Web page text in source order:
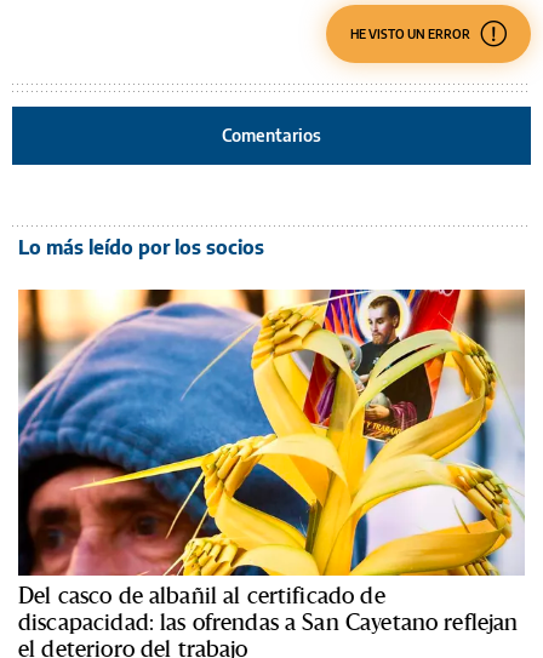
HE VISTO UN ERROR
Comentarios
Lo más leído por los socios
Del casco de albañil al certificado de
discapacidad: las ofrendas a San Cayetano reflejan
el deterioro del trabajo